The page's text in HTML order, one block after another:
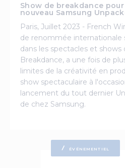
Show de breakdance
nouveau Samsung
Paris, Juillet 2023 - French
de renommée internationale
dans les spectacles et shows
Breakdance, a une fois de
limites de la créativité en
show spectaculaire à
lancement du tout dernier
de chez Samsung.
ÉVÉNEMENTIEL